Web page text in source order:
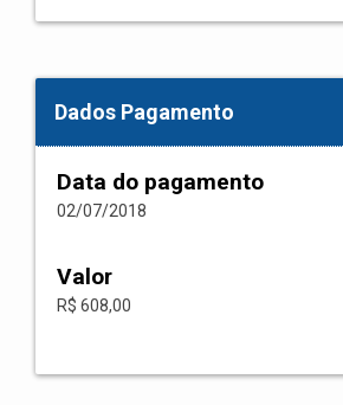
Dados Pagamento
Data do pagamento
02/07/2018
Valor
R$ 608,00